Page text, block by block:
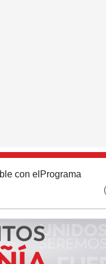
con el Programa